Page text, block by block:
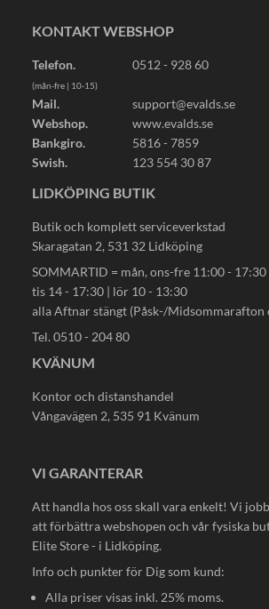
KONTAKT WEBSHOP
Telefon. 0512 - 928 60
(mån-fre | 10-15)
Mail.
support@evalds.se
Webshop.
www.evalds.se
Bankgiro.
5816 - 7859
Swish.
123 554 30 87
LIDKÖPING BUTIK
Butik och komplett serviceverkstad
Skaragatan 2, 531 32 Lidköping
SOMMARTID = mån, ons-fre 11:00 -
tis 14 - 17:30 | lör 10 - 13:30
alla Aftnar stängt (Påsk-/Midsommarafton
Tel. 0510 - 204 80
KVÄNUM
Kontor och distanshandel
Vångavägen 2, 535 91 Kvänum
VI GARANTERAR
Att handla hos oss skall vara enkelt! Vi
att förbättra webshopen och vår fysiska
Elite Store - i Lidköping.
Info och punkter för Dig som kund:
Alla priser visas inkl. 25% moms.